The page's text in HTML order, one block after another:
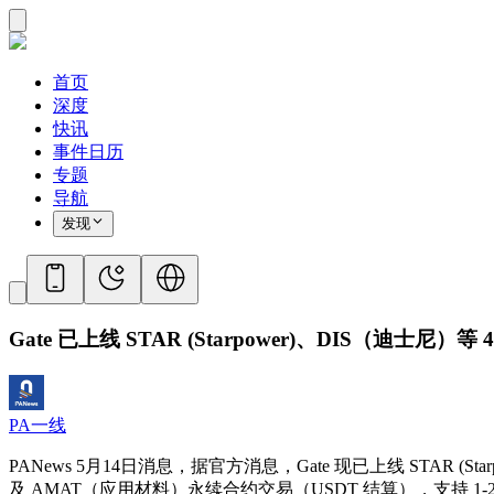
首页
深度
快讯
事件日历
专题
导航
发现
Gate 已上线 STAR (Starpower)、DIS（迪士尼）等
PA一线
PANews 5月14日消息，据官方消息，Gate 现已上线 STAR
及 AMAT（应用材料）永续合约交易（USDT 结算），支持 1-